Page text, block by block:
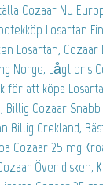
Cozaar Nu
Losartan
Losartan,
Norge, Lågt pris
för att köpa
Cozaar
Billig Grekland,
Cozaar 25 mg
Över disken,